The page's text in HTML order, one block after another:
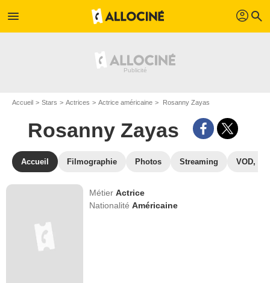
menu profil search
Accueil Stars Actrices Actrice américaine Rosanny Zayas
Rosanny Zayas
Accueil Filmographie Photos Streaming VOD,
MétierActrice
NationalitéAméricaine